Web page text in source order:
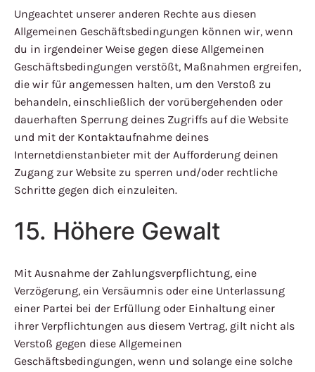
Ungeachtet unserer anderen Rechte aus diesen
Allgemeinen Geschäftsbedingungen können wir, wenn
du in irgendeiner Weise gegen diese Allgemeinen
Geschäftsbedingungen verstößt, Maßnahmen ergreifen,
die wir für angemessen halten, um den Verstoß zu
behandeln, einschließlich der vorübergehenden oder
dauerhaften Sperrung deines Zugriffs auf die Website
und mit der Kontaktaufnahme deines
Internetdienstanbieter mit der Aufforderung deinen
Zugang zur Website zu sperren und/oder rechtliche
Schritte gegen dich einzuleiten.
15. Höhere Gewalt
Mit Ausnahme der Zahlungsverpflichtung, eine
Verzögerung, ein Versäumnis oder eine Unterlassung
einer Partei bei der Erfüllung oder Einhaltung einer
ihrer Verpflichtungen aus diesem Vertrag, gilt nicht als
Verstoß gegen diese Allgemeinen
Geschäftsbedingungen, wenn und solange eine solche